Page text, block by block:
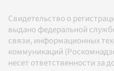
Свидетельство о
выдано федеральной
связи, информационных
коммуникаций
несет ответственности за